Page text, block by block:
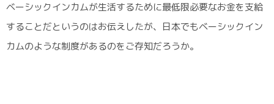
ベーシックインカムが生活するために最低限必要なお金を支給
することだというのはお伝えしたが、日本でもベーシックイン
カムのような制度があるのをご存知だろうか。